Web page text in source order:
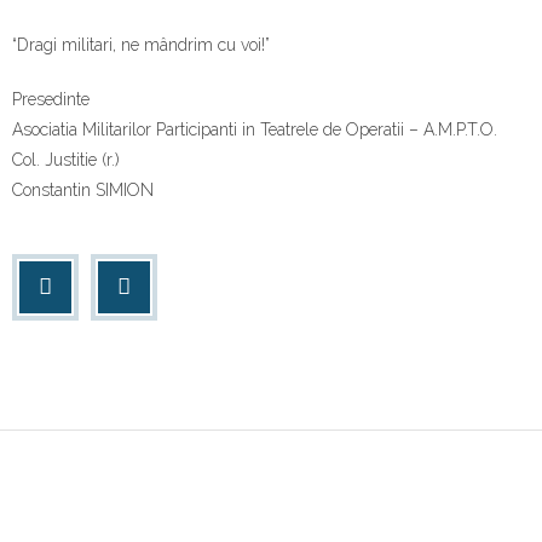
“Dragi militari, ne mândrim cu voi!”
Presedinte
Asociatia Militarilor Participanti in Teatrele de Operatii – A.M.P.T.O.
Col. Justitie (r.)
Constantin SIMION